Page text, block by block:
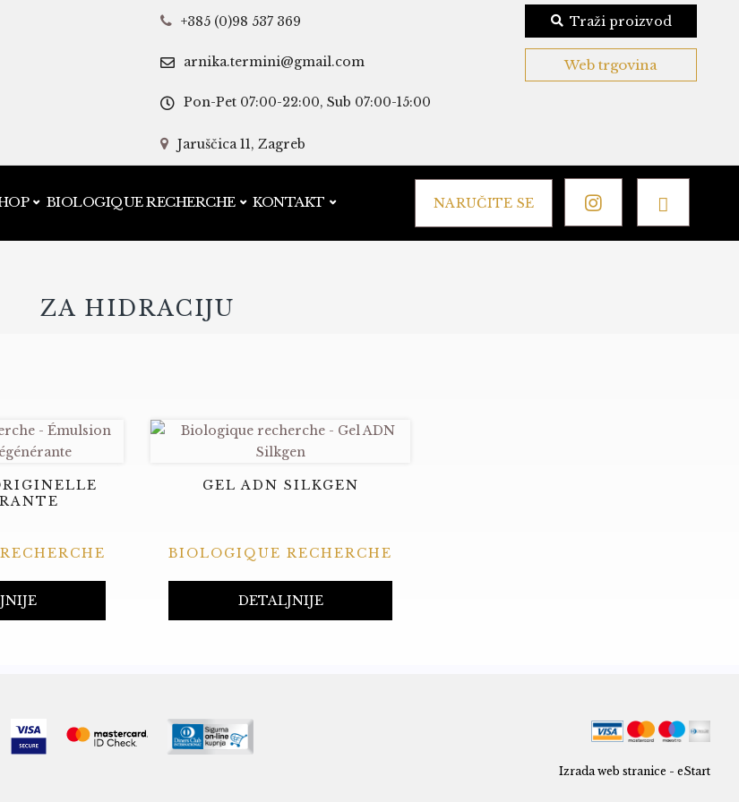
+385 (0)98 537 369
arnika.termini@gmail.com
Pon-Pet 07:00-22:00, Sub 07:00-15:00
Jaruščica 11, Zagreb
Traži proizvod
Web trgovina
BIOLOGIQUE RECHERCHE KONTAKT NARUČITE SE
ZA HIDRACIJU
GEL ADN SILKGEN
BIOLOGIQUE RECHERCHE
DETALJNIJE
Izrada web stranice - eStart